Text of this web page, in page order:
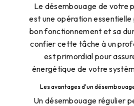
Le désembouage de votre
est une opération
bon fonctionnement et sa
confier cette tâche à un
est primordial pour
énergétique de votre
Les avantages d'un
Un désembouage régulier